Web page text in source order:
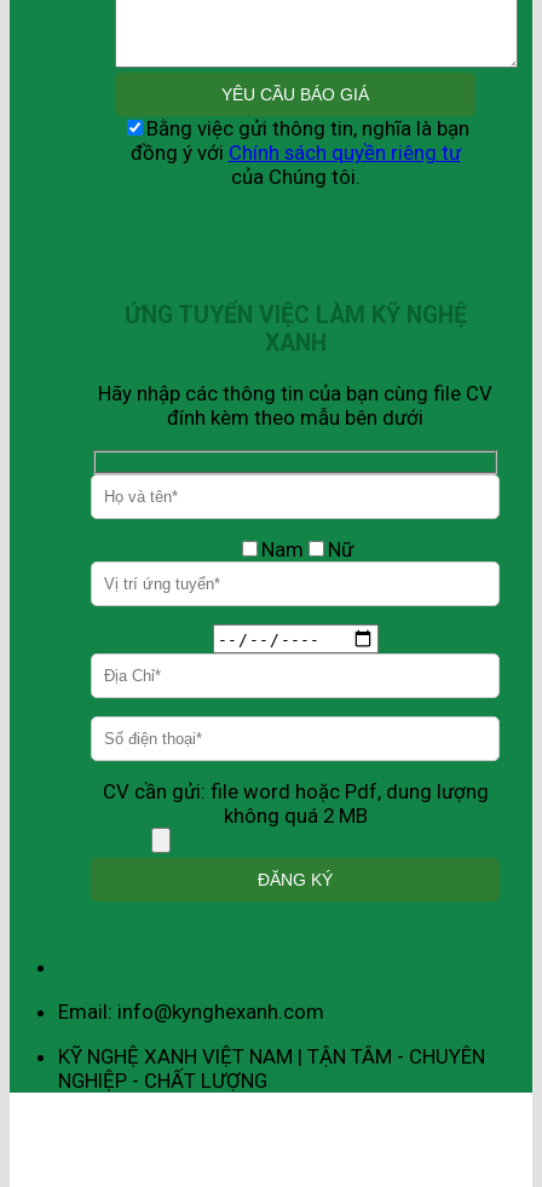
Bằng việc gửi thông tin, nghĩa là bạn
đồng ý với Chính sách quyền riêng tư
của Chúng tôi.
ỨNG TUYỂN VIỆC LÀM KỸ NGHỆ
XANH
Hãy nhập các thông tin của bạn cùng file CV
đính kèm theo mẫu bên dưới
Nam Nữ
CV cần gửi: file word hoặc Pdf, dung lượng
không quá 2 MB
Email: info@kynghexanh.com
KỸ NGHỆ XANH VIỆT NAM | TẬN TÂM - CHUYÊN
NGHIỆP - CHẤT LƯỢNG